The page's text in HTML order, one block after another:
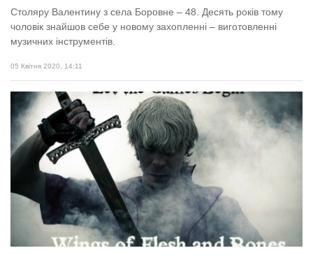
Столяру Валентину з села Боровне – 48. Десять років тому
чоловік знайшов себе у новому захопленні – виготовленні
музичних інструментів.
05 Квітня 2020, 14:11